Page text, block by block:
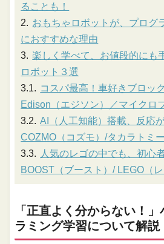
ることも！
おもちゃロボットが、プログ
におすすめな理由
楽しく学べて、お値段的にも
ロボット３選
コスパ最高！車好きブロッ
Edison（エジソン）／マイクロ
AI（人工知能）搭載、反応
COZMO（コズモ）/タカラトミー
人気のレゴの中でも、初心
BOOST（ブースト）/ LEGO（レ
「正直よく分からない！
ラミング学習について解説